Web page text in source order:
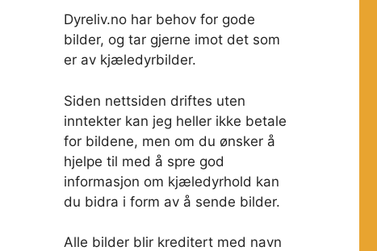
Dyreliv.no har behov for gode
bilder, og tar gjerne imot det som
er av kjæledyrbilder.
Siden nettsiden driftes uten
inntekter kan jeg heller ikke betale
for bildene, men om du ønsker å
hjelpe til med å spre god
informasjon om kjæledyrhold kan
du bidra i form av å sende bilder.
Alle bilder blir kreditert med navn